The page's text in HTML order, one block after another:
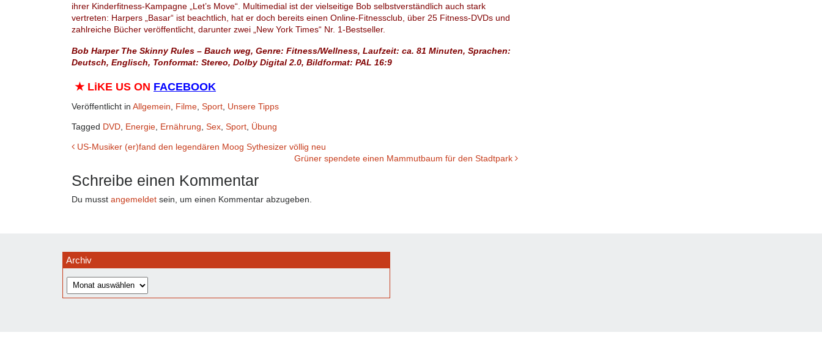
ihrer Kinderfitness-Kampagne „Let’s Move“. Multimedial ist der vielseitige Bob selbstverständlich auch stark
vertreten: Harpers „Basar“ ist beachtlich, hat er doch bereits einen Online-Fitnessclub, über 25 Fitness-DVDs und
zahlreiche Bücher veröffentlicht, darunter zwei „New York Times“ Nr. 1-Bestseller.
Bob Harper The Skinny Rules – Bauch weg, Genre: Fitness/Wellness, Laufzeit: ca. 81 Minuten, Sprachen:
Deutsch, Englisch, Tonformat: Stereo, Dolby Digital 2.0, Bildformat: PAL 16:9
★ LiKE US ON FACEBOOK
Veröffentlicht in Allgemein Filme Sport Unsere Tipps
Tagged DVD Energie Ernährung Sex Sport Übung
Beitrags-
US-Musiker (er)fand den legendären Moog Sythesizer völlig neu
Grüner spendete einen Mammutbaum für den Stadtpark
Schreibe einen Kommentar
Du musst angemeldet sein, um einen Kommentar abzugeben.
Archiv
Archiv